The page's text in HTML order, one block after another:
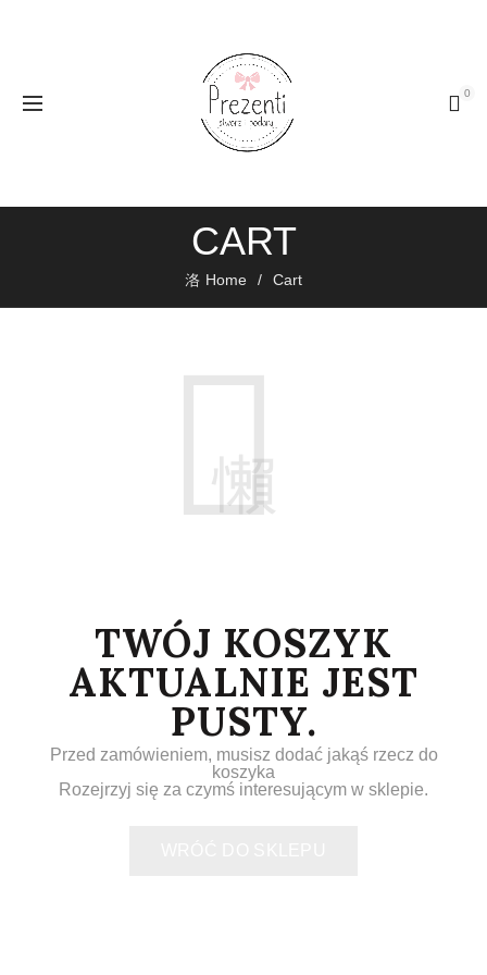
0
CART
Home Cart
TWÓJ KOSZYK
AKTUALNIE JEST
PUSTY.
Przed zamówieniem, musisz dodać jakąś rzecz do
koszyka
Rozejrzyj się za czymś interesującym w sklepie.